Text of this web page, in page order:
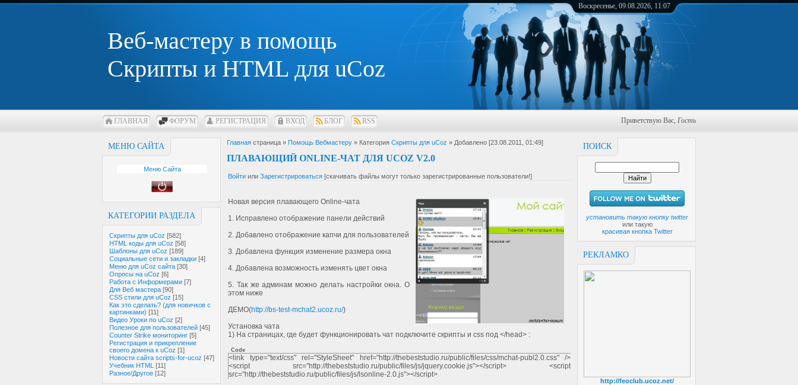
Веб-мастеру в помощь
Скрипты и HTML для uCoz
Воскресенье, 09.08.2026, 11:07
ГЛАВНАЯ ФОРУМ РЕГИСТРАЦИЯ ВХОД БЛОГ RSS Приветствую Вас, Гость
МЕНЮ САЙТА
Меню Сайта
КАТЕГОРИИ РАЗДЕЛА
Скрипты для uCoz [582]
HTML коды для uCoz [58]
Шаблоны для uCoz [189]
Социальные сети и закладки [4]
Меню для uCoz сайта [30]
Опросы на uCoz [6]
Работа с Информерами [7]
Для Веб мастера [90]
CSS стили для uCoz [15]
Как это сделать? (для новичков с
картинками) [11]
Видео Уроки по uCoz [2]
Полезное для пользователей [45]
Counter Strike мониторинг [5]
Регистрация и прикрепление
своего домена к uCoz [1]
Новости сайта scripts-for-ucoz [47]
Учебник HTML [11]
Разное/Другое [12]
ПОИСК
установить такую кнопку twitter
или такую
красивая кнопка Twitter
РЕКЛАМКО
http://feoclub.ucoz.net/
Главная страница » Помощь Вебмастеру » Категория Скрипты для uCoz » Добавлено [23.08.2011, 01:49]
ПЛАВАЮЩИЙ ONLINE-ЧАТ ДЛЯ UCOZ V2.0
Войти или Зарегистрироваться [скачивать файлы могут только зарегистрированные пользователи!]
Новая версия плавающего Online-чата
1. Исправлено отображение панели действий
2. Добавлено отображение капчи для пользователей
3. Добавлена функция изменение размера окна
4. Добавлена возможность изменять цвет окна
5. Так же админам можно делать настройки окна. О
этом ниже
ДЕМО(http://bs-test-mchat2.ucoz.ru/)
Установка чата
1) На страницах, где будет функционировать чат подключите скрипты и css под </head> :
Code
<link type="text/css" rel="StyleSheet" href="http://thebeststudio.ru/public/files/css/mchat-publ2.0.css" />
<script src="http://thebeststudio.ru/public/files/js/jquery.cookie.js"></script> <script
src="http://thebeststudio.ru/public/files/js/lsonline-2.0.js"></script>